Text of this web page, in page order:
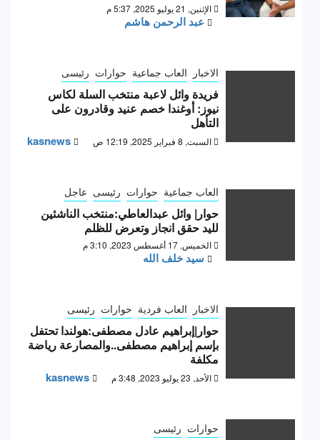
الإثنين, 21 يوليو 2025, 5:37 م
عبد الرحمن هاشم
الاخبار العاب جماعية حوارات رئيسى
فريدة وائل لاعبة منتخب السلة لكاس
نيوز: أوغندا خصم عنيد وقادرون على
التأهل
السبت, 8 فبراير 2025, 12:19 ص kasnews
العاب جماعية حوارات رئيسى عاجل
حوار| وائل عبدالعاطي:منتخب الناشئين
لليد حقق انجاز وتعرض للظلم
الخميس, 17 أغسطس 2023, 3:10 م
سيد خلف الله
الاخبار العاب فردية حوارات رئيسى
حوار|إبراهيم عادل مصطفى:هولندا تحتفل
بإسم إبراهيم مصطفى..والمصارعة رياضة
مكلفة
الأحد, 23 يوليو 2023, 3:48 م kasnews
حوارات رئيسى